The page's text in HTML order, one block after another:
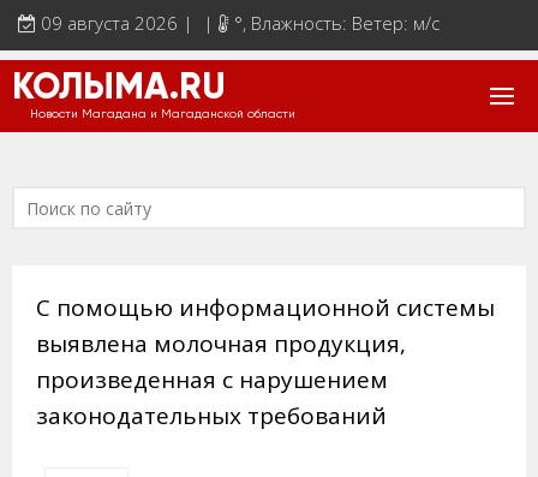
09 августа 2026 | | °, Влажность: Ветер: м/с
КОЛЫМА.RU
Новости Магадана и Магаданской области
С помощью информационной системы
выявлена молочная продукция,
произведенная с нарушением
законодательных требований